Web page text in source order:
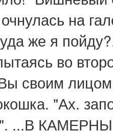
на
же я
во
своим
"Ах.
...В